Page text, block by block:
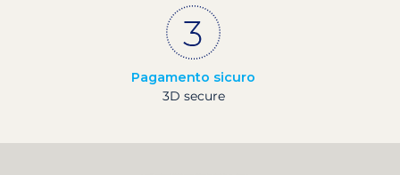
Pagamento sicuro
3D secure